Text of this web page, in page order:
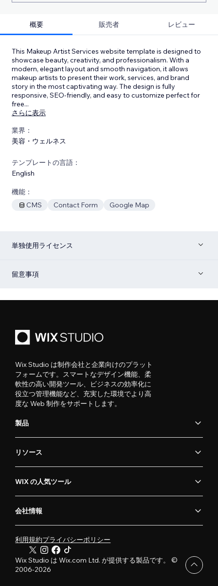
概要 販売者 レビュー
This Makeup Artist Services website template is designed to
showcase beauty, creativity, and professionalism. With a
modern, elegant layout and smooth navigation, it allows
makeup artists to present their work, services, and brand
story in the most captivating way. The design is fully
responsive, SEO-friendly, and easy to customize perfect for
free...
さらに表示
業界：
美容・ウェルネス
テンプレートの言語：
English
機能：
CMS
Contact Form Google Map
単独使用ライセンス
留意事項
Wix Studio は制作会社と企業向けのプラット
フォームです。スマートなデザイン機能、柔
軟性の高い開発ツール、ビジネスの効率化に
役立つ管理機能など、充実した環境でより高
度な Web 制作をサポートします。
製品
リソース
WIX の人気ツール
会社情報
利用規約プライバシーポリシー
Wix Studio は Wix.com Ltd. が提供する製品です。 ©
2006-2026